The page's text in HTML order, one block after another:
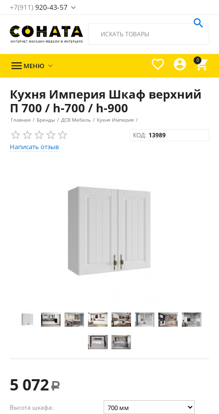
+7(911) 920-43-57 
0




 МЕНЮ 
Кухня Империя Шкаф верхний
П 700 / h-700 / h-900
Главная / Бренды / ДСВ Мебель / Кухня Империя /
Написать отзыв
КОД: 13989
5 072 Р
Высота шкафа: